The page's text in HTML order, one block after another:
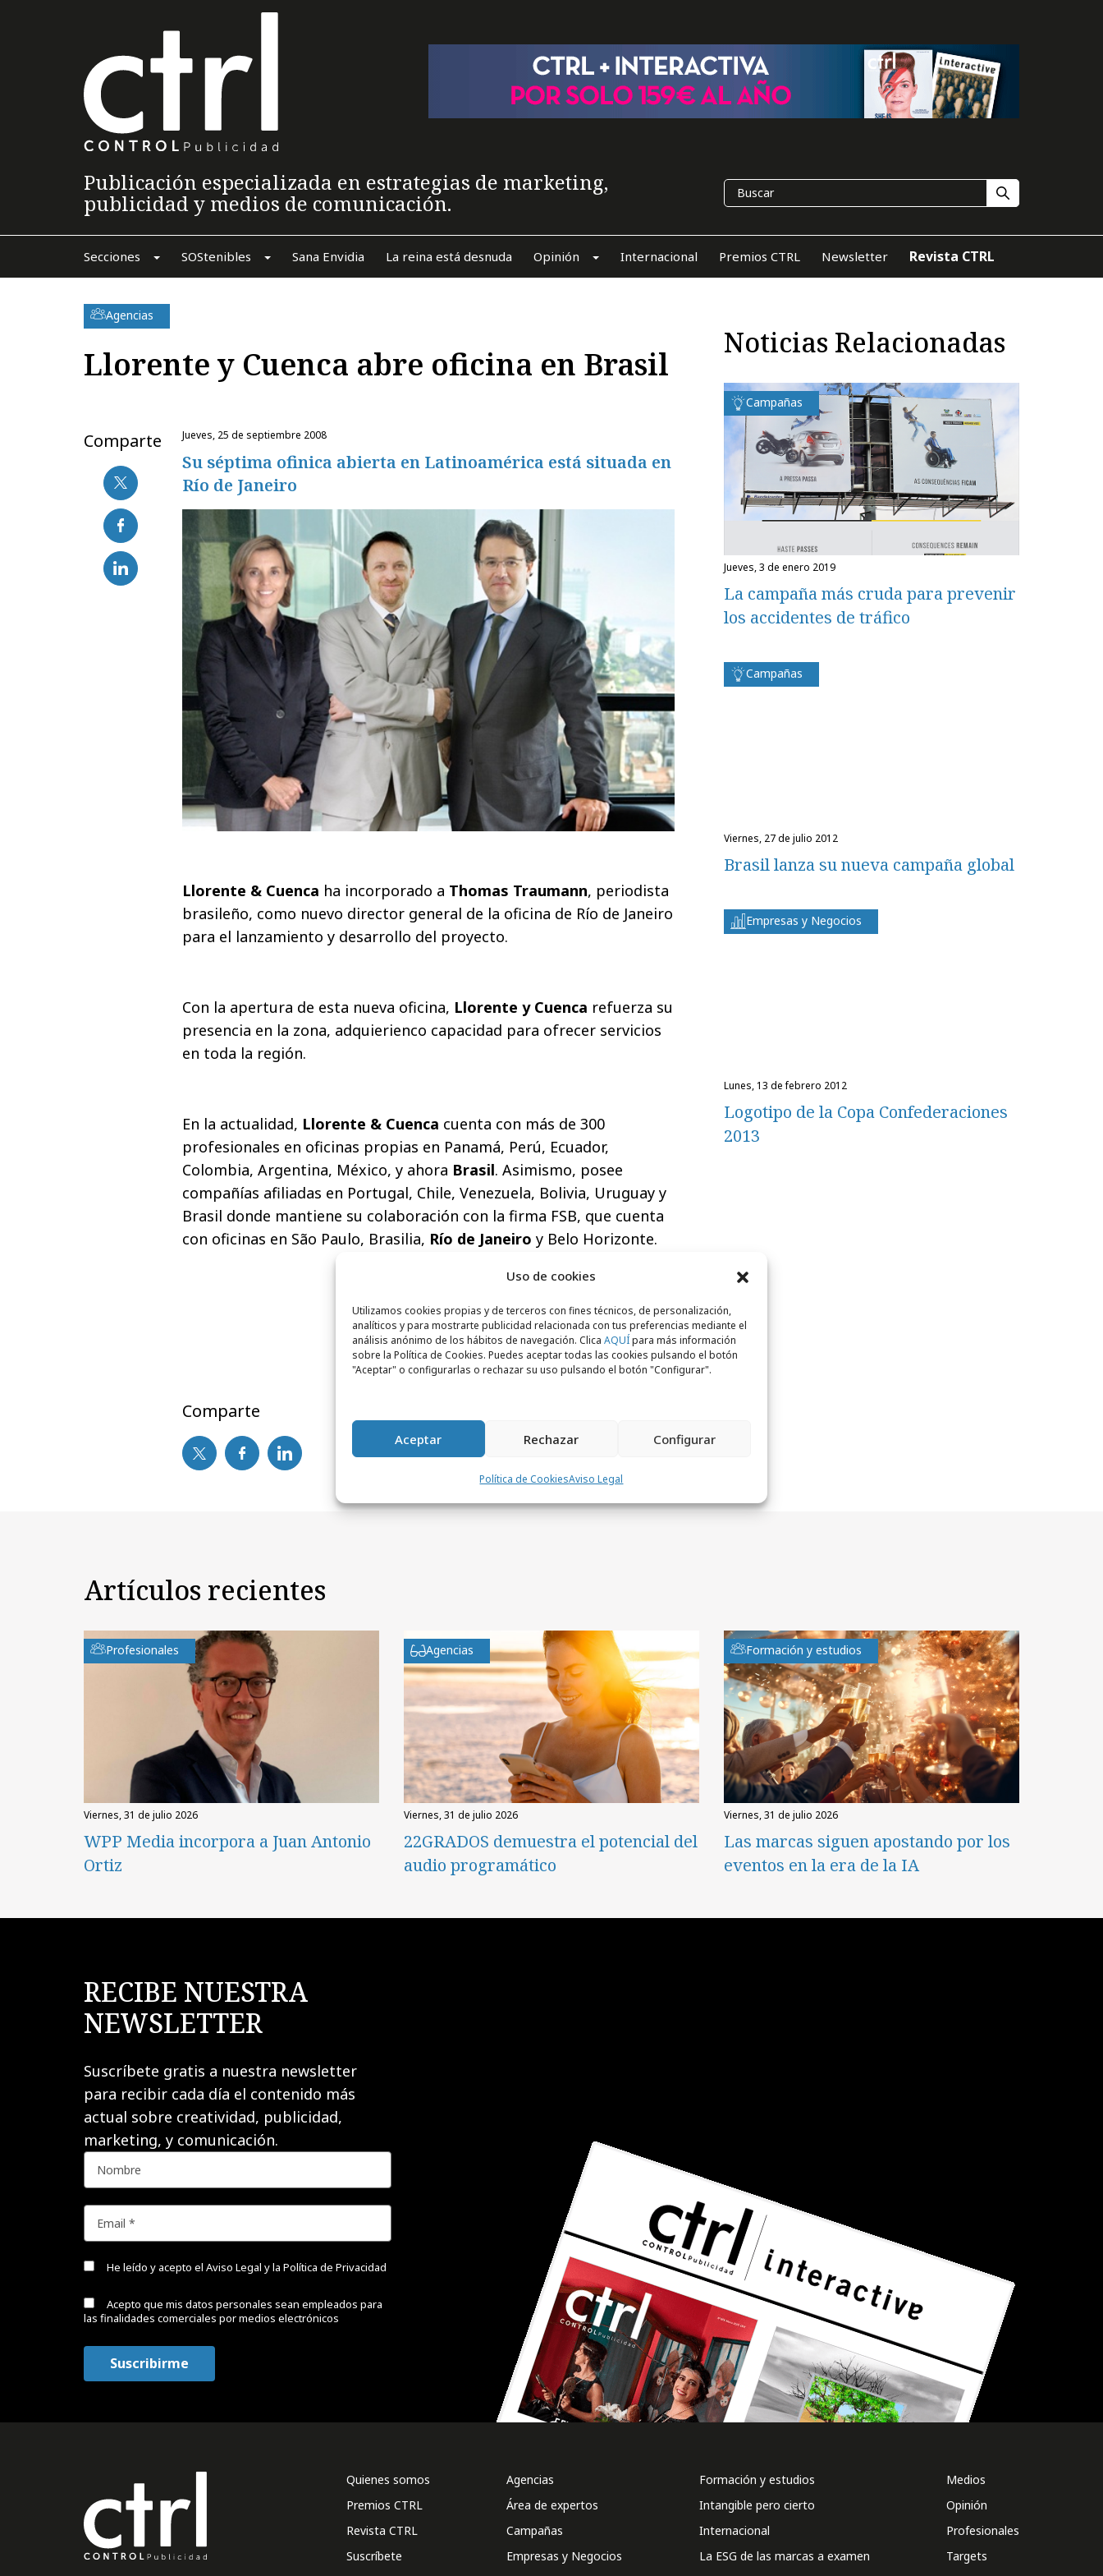
Uso de cookies
Utilizamos cookies propias y de terceros con fines técnicos, de personalización,
analíticos y para mostrarte publicidad relacionada con tus preferencias mediante el
análisis anónimo de los hábitos de navegación. Clica AQUÍpara más información
sobre la Política de Cookies. Puedes aceptar todas las cookies pulsando el botón
"Aceptar" o configurarlas o rechazar su uso pulsando el botón "Configurar".
Aceptar Rechazar Configurar
Política de CookiesAviso Legal
Publicación especializada en estrategias de marketing,
publicidad y medios de comunicación.
Secciones SOStenibles Sana Envidia La reina está desnuda Opinión Internacional Premios CTRL Newsletter Revista CTRL
Agencias
Llorente y Cuenca abre oficina en Brasil
Comparte jueves, 25 de septiembre 2008
Su séptima ofinica abierta en Latinoamérica está situada en
Río de Janeiro
Llorente & Cuenca ha incorporado a Thomas Traumann, periodista
brasileño, como nuevo director general de la oficina de Río de Janeiro
para el lanzamiento y desarrollo del proyecto.
Con la apertura de esta nueva oficina, Llorente y Cuenca refuerza su
presencia en la zona, adquierienco capacidad para ofrecer servicios
en toda la región.
En la actualidad, Llorente & Cuenca cuenta con más de 300
profesionales en oficinas propias en Panamá, Perú, Ecuador,
Colombia, Argentina, México, y ahora Brasil. Asimismo, posee
compañías afiliadas en Portugal, Chile, Venezuela, Bolivia, Uruguay y
Brasil donde mantiene su colaboración con la firma FSB, que cuenta
con oficinas en São Paulo, Brasilia, Río de Janeiro y Belo Horizonte.
Comparte
Noticias Relacionadas
Campañas
jueves, 3 de enero 2019
La campaña más cruda para prevenir
los accidentes de tráfico
Campañas
viernes, 27 de julio 2012
Brasil lanza su nueva campaña global
Empresas y Negocios
lunes, 13 de febrero 2012
Logotipo de la Copa Confederaciones
2013
Artículos recientes
Profesionales
viernes, 31 de julio 2026
WPP Media incorpora a Juan Antonio
Ortiz
Agencias
viernes, 31 de julio 2026
22GRADOS demuestra el potencial del
audio programático
Formación y estudios
viernes, 31 de julio 2026
Las marcas siguen apostando por los
eventos en la era de la IA
RECIBE NUESTRA
NEWSLETTER
Suscríbete gratis a nuestra newsletter
para recibir cada día el contenido más
actual sobre creatividad, publicidad,
marketing, y comunicación.
He leído y acepto el Aviso Legal y la Política de Privacidad
Acepto que mis datos personales sean empleados para
las finalidades comerciales por medios electrónicos
Quienes somos
Premios CTRL
Revista CTRL
Suscríbete
Agencias
Área de expertos
Campañas
Empresas y Negocios
Formación y estudios
Intangible pero cierto
Internacional
La ESG de las marcas a examen
Medios
Opinión
Profesionales
Targets